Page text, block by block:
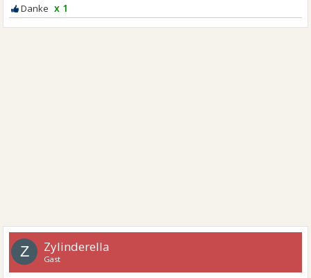
x 1
Z Zylinderella
Gast